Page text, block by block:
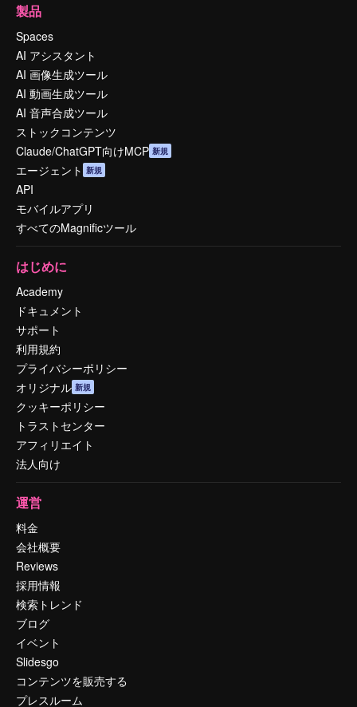
製品
Spaces
AI アシスタント
AI 画像生成ツール
AI 動画生成ツール
AI 音声合成ツール
ストックコンテンツ
Claude/ChatGPT向けMCP 新規
エージェント 新規
API
モバイルアプリ
すべてのMagnificツール
はじめに
Academy
ドキュメント
サポート
利用規約
プライバシーポリシー
オリジナル 新規
クッキーポリシー
トラストセンター
アフィリエイト
法人向け
運営
料金
会社概要
Reviews
採用情報
検索トレンド
ブログ
イベント
Slidesgo
コンテンツを販売する
プレスルーム